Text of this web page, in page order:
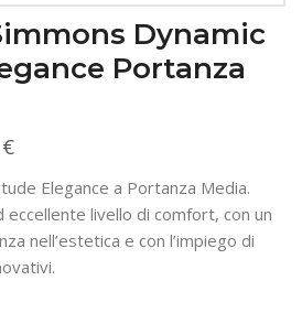
Dynamic
Portanza
€Fascia
di
prezzo:
da
987,00 €
Elegance a Portanza Media.
livello di comfort, con un
nell’estetica e con l’impiego di